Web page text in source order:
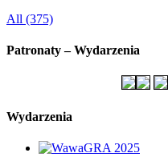
All (375)
Patronaty – Wydarzenia
Wydarzenia